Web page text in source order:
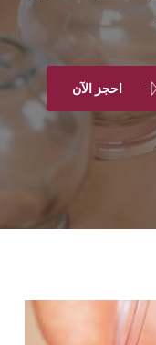
احجز الآن